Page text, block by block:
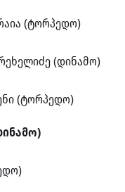
(ტორპედო)
(დინამო)
(ტორპედო)